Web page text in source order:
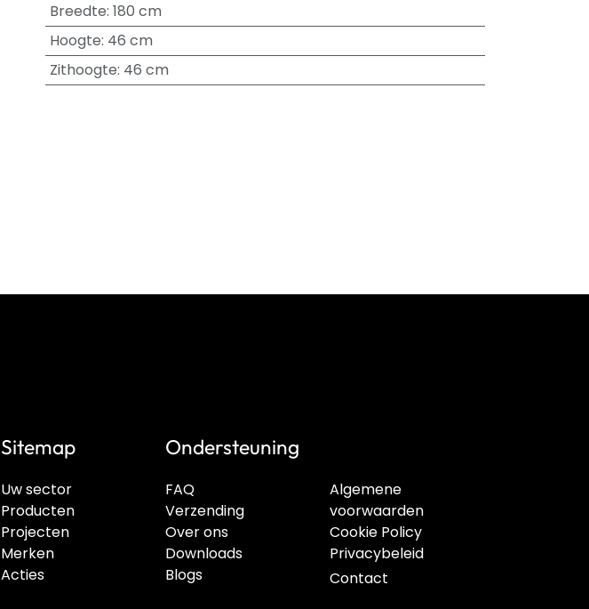
Breedte: 180 cm
Hoogte: 46 cm
Zithoogte: 46 cm
Algemene
voorwaarden
Cookie Policy
Privacybeleid
FAQ
Verzending
Over ons
Downloads
Blogs
Ondersteuning
Uw sector
Producten
Projecten
Merken
Acties
Sitemap
Contact